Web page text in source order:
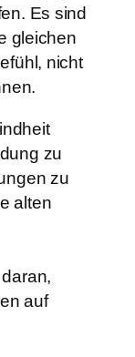
Es sind
gleichen
nicht
zu
zu
alten
auf